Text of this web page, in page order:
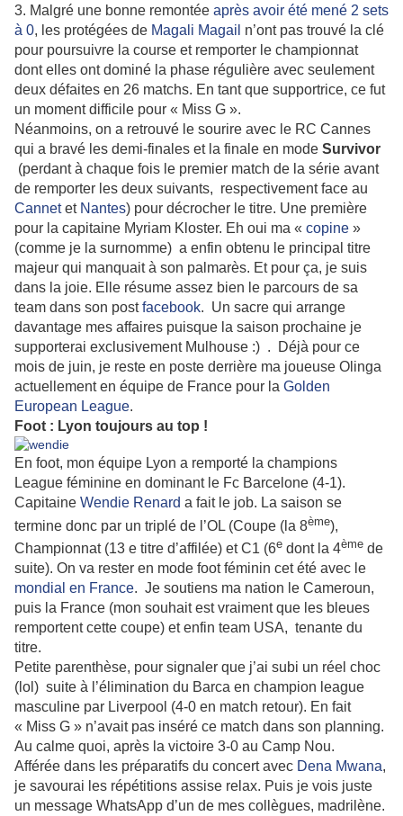
3. Malgré une bonne remontée après avoir été mené 2 sets
à 0, les protégées de Magali Magail n’ont pas trouvé la clé
pour poursuivre la course et remporter le championnat
dont elles ont dominé la phase régulière avec seulement
deux défaites en 26 matchs. En tant que supportrice, ce fut
un moment difficile pour « Miss G ».
Néanmoins, on a retrouvé le sourire avec le RC Cannes
qui a bravé les demi-finales et la finale en mode Survivor
(perdant à chaque fois le premier match de la série avant
de remporter les deux suivants, respectivement face au
Cannetet Nantes) pour décrocher le titre. Une première
pour la capitaine Myriam Kloster. Eh oui ma « copine »
(comme je la surnomme) a enfin obtenu le principal titre
majeur qui manquait à son palmarès. Et pour ça, je suis
dans la joie. Elle résume assez bien le parcours de sa
team dans son postfacebook. Un sacre qui arrange
davantage mes affaires puisque la saison prochaine je
supporterai exclusivement Mulhouse :) . Déjà pour ce
mois de juin, je reste en poste derrière ma joueuse Olinga
actuellement en équipe de France pour la Golden
European League.
Foot : Lyon toujours au top !
En foot, mon équipe Lyon a remporté la champions
League féminine en dominant le Fc Barcelone (4-1).
Capitaine Wendie Renard a fait le job. La saison se
termine donc par un triplé de l’OL (Coupe (la 8ème),
Championnat (13 e titre d’affilée) et C1 (6e dont la 4ème de
suite). On va rester en mode foot féminin cet été avec le
mondial en France. Je soutiens ma nation le Cameroun,
puis la France (mon souhait est vraiment que les bleues
remportent cette coupe) et enfin team USA, tenante du
titre.
Petite parenthèse, pour signaler que j’ai subi un réel choc
(lol) suite à l’élimination du Barca en champion league
masculine par Liverpool (4-0 en match retour). En fait
« Miss G » n’avait pas inséré ce match dans son planning.
Au calme quoi, après la victoire 3-0 au Camp Nou.
Afférée dans les préparatifs du concert avec Dena Mwana,
je savourai les répétitions assise relax. Puis je vois juste
un message WhatsApp d’un de mes collègues, madrilène.